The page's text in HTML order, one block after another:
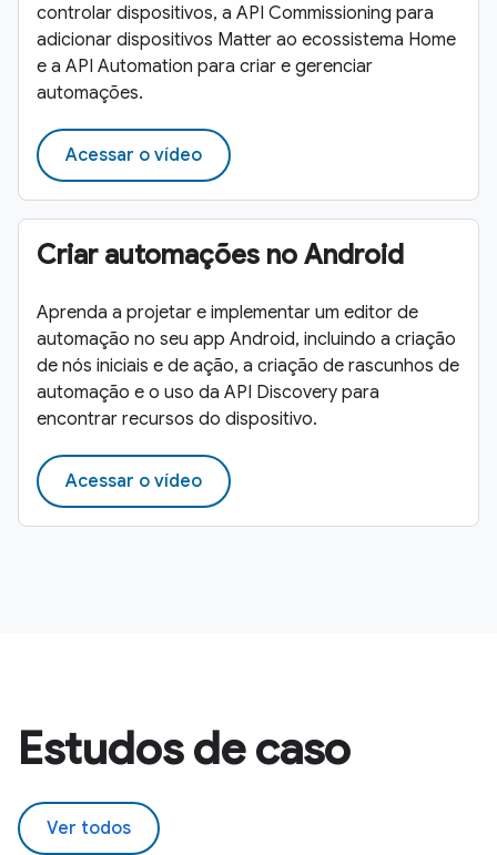
controlar dispositivos, a API Commissioning para
adicionar dispositivos Matter ao ecossistema Home
e a API Automation para criar e gerenciar
automações.
Acessar o vídeo
Criar automações no Android
Aprenda a projetar e implementar um editor de
automação no seu app Android, incluindo a criação
de nós iniciais e de ação, a criação de rascunhos de
automação e o uso da API Discovery para
encontrar recursos do dispositivo.
Acessar o vídeo
Estudos de caso
Ver todos